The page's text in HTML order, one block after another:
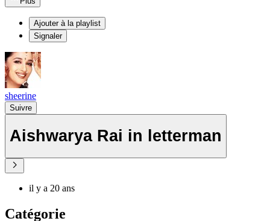
Ajouter à la playlist
Signaler
sheerine
Suivre
Aishwarya Rai in letterman
il y a 20 ans
Catégorie